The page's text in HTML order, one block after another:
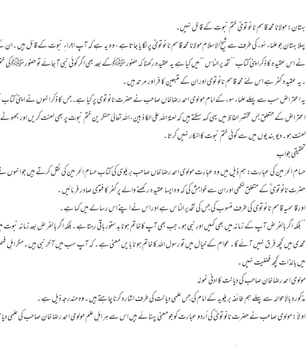
بہتان: مولانا محمد قاسم نا نو تویؒ ختم نبوت کے قائل نہیں۔
پہلا بہتان جو علماء سُوء کی طرف سے شیخ الاسلام مولانا محمد قاسم نا نو تویؒ پر لگا یا جاتاہے ، وہ یہ ہے کہ آپ اجراءِ نبوت کے قائل ہیں ۔ان
نے اس عقیدہ کا ذکر اپنی کتاب ’’ تخد یر الناس ‘‘ میں کیا ہے یہ عقیدہ رکھنا کہ حضور ﷺکے بعد بھی اگر کوئی نبی آ جائے تو حضور ﷺکی
۔یہ عقیدہ کفر ہے اس لئے محمد قاسم نانو توی اور ان کے متبعین کا فر اور مرتد ہیں ۔
یہ اعتر اض سب سے پہلے علماء سوء کے امام مو لوی احمد رضاخاں صاحب نے حضرت نانو توی پر کیا ہے۔جس کا ذکر انہوں نے اپنی کتاب
اعتر اض کے متعلق بس مختصر الفا ظ میں یہی کہہ سکتے ہیں کہ لعنۃ اللہ علی الکا ذ بین، اللہ تعالیٰ منکر ین ختم نبوت پر بھی لعنت کریں اور جھو
لعنت ہو ۔دیو بند یوں میں سے کوئی ختم نبوت کا انکار نہیں کرتا ۔
تحقیقی جواب
حسام الحر مین کی عبارت: ہم ذیل میں وہ عبارت مولوی احمد رضا خاں صاحب بر یلوی کی کتاب حسام الحر مین کی نقل کرتے ہیں جو انہوں
حضرت نانو توی ؒ کے متعلق لکھی اور ان سے خواہش کی کہ وہ ایسا عقیدہ رکھنے والے پر کفر کا فتوی صادر فر مائیں ۔
اور قا سمیہ قاسم نا نو توی کی طرف منسو ب کی جس کی تخدیر النا س ہے اور اس نے اپنے اس رسالے میں کہا ہے ۔
’’ بلکہ اگر بالفر ض آپ کے زمانہ میں بھی کہیں اور نبی ہو ۔جب بھی آپ کا خاتم ہونا بد ستور باقی رہتا ہے ۔بلکہ اگر با لفر ض بعد زمانہ نبوت
محمدی میں کچھ فر ق نہیں آ ئے گا ۔عوام کے خیال میں تو رسول اللہ کا خاتم ہو نا بایں معنی ہے ۔ کہ آپ سب میں آ خر نبی ہیں ۔مگر اہل
میں بالذ ات کچھ فضلیت نہیں ۔
مولوی احمد رضا خان صاحب کی دیانت کا ادنی نمونہ
مذکورہ بالا حوالہ سے پہلے ہم طائفہ بر یلویہ کے امام کی جس علمی دیانت کی طرف اشارہ کرنا چاہتے ہیں ۔وہ مندرجہ ذیل ہے ۔
او لاً : مولوی صاحب نے حضرت نانو تویؒ کی اُردو عبارت کو جو معنی پہنا ئے ہیں اس سے ہر اہل علم مولوی احمد رضا خان صاحب کی علمی